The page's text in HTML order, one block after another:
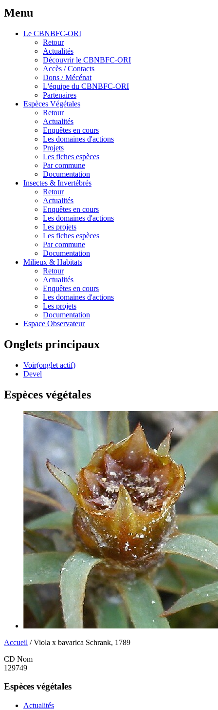
Menu
Le CBNBFC-ORI
Retour
Actualités
Découvrir le CBNBFC-ORI
Accès / Contacts
Dons / Mécénat
L'équipe du CBNBFC-ORI
Partenaires
Espèces Végétales
Retour
Actualités
Enquêtes en cours
Les domaines d'actions
Projets
Les fiches espèces
Par commune
Documentation
Insectes & Invertébrés
Retour
Actualités
Enquêtes en cours
Les domaines d'actions
Les projets
Les fiches espèces
Par commune
Documentation
Milieux & Habitats
Retour
Actualités
Enquêtes en cours
Les domaines d'actions
Les projets
Documentation
Espace Observateur
Onglets principaux
Voir(onglet actif)
Devel
Espèces végétales
Accueil / Viola x bavarica Schrank, 1789
CD Nom
129749
Espèces végétales
Actualités